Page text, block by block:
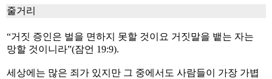
줄거리
“거짓 증인은 벌을 면하지 못할 것이요 거짓말을 뱉는 자는
망할 것이니라”(잠언 19:9).
세상에는 많은 죄가 있지만 그 중에서도 사람들이 가장 가볍